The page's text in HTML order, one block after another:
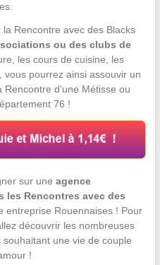
Rencontre avec des Blacks
ou des clubs de
les cours de cuisine, les
pourrez ainsi assouvir un
d’une Métisse ou
76 !
sur une agence
les Rencontres avec des
entreprise Rouennaises ! Pour
découvrir les nombreuses
une vie de couple
!